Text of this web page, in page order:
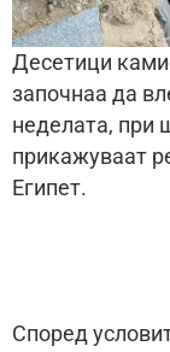
Десетици
започнаа да
неделата, при
прикажуваат
Египет.
Според